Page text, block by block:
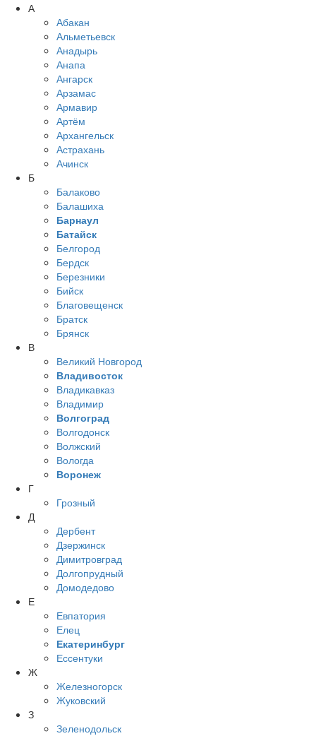
А
Абакан
Альметьевск
Анадырь
Анапа
Ангарск
Арзамас
Армавир
Артём
Архангельск
Астрахань
Ачинск
Б
Балаково
Балашиха
Барнаул
Батайск
Белгород
Бердск
Березники
Бийск
Благовещенск
Братск
Брянск
В
Великий Новгород
Владивосток
Владикавказ
Владимир
Волгоград
Волгодонск
Волжский
Вологда
Воронеж
Г
Грозный
Д
Дербент
Дзержинск
Димитровград
Долгопрудный
Домодедово
Е
Евпатория
Елец
Екатеринбург
Ессентуки
Ж
Железногорск
Жуковский
З
Зеленодольск